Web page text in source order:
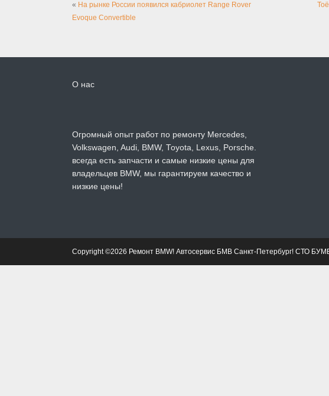
« На рынке России появился кабриолет Range Rover
Evoque Convertible
О нас
Огромный опыт работ по ремонту Mercedes,
Volkswagen, Audi, BMW, Toyota, Lexus, Porsche.
всегда есть запчасти и самые низкие цены для
владельцев BMW, мы гарантируем качество и
низкие цены!
Copyright ©2026 Ремонт BMW! Автосервис БМВ Санкт-Петербург! СТО